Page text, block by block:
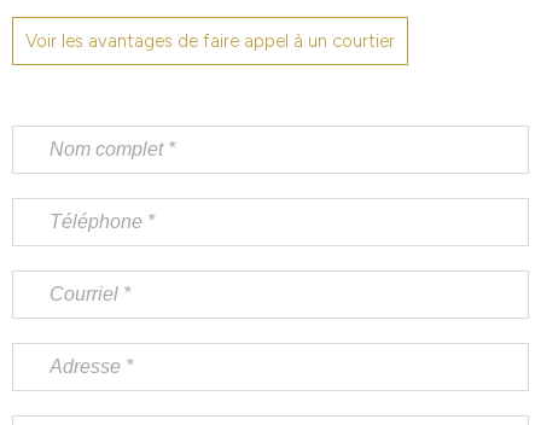
Voir les avantages de faire appel à un courtier